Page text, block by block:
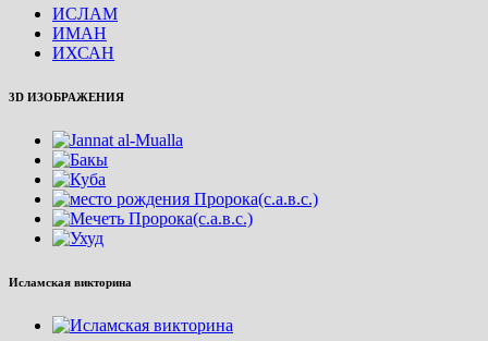
ИСЛАМ
ИМАН
ИХСАН
3D ИЗОБРАЖЕНИЯ
Исламская викторина